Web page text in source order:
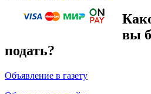
вы
подать?
Объявление в газету